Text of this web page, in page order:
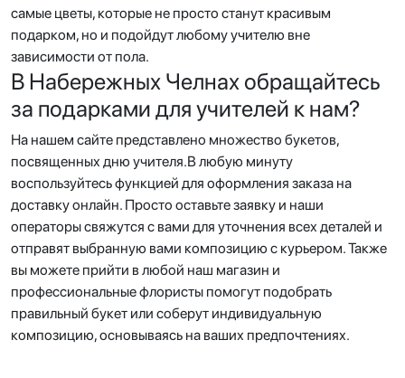
самые цветы, которые не просто станут красивым
подарком, но и подойдут любому учителю вне
зависимости от пола.
В Набережных Челнах обращайтесь
за подарками для учителей к нам?
На нашем сайте представлено множество букетов,
посвященных дню учителя.В любую минуту
воспользуйтесь функцией для оформления заказа на
доставку онлайн. Просто оставьте заявку и наши
операторы свяжутся с вами для уточнения всех деталей и
отправят выбранную вами композицию с курьером. Также
вы можете прийти в любой наш магазин и
профессиональные флористы помогут подобрать
правильный букет или соберут индивидуальную
композицию, основываясь на ваших предпочтениях.